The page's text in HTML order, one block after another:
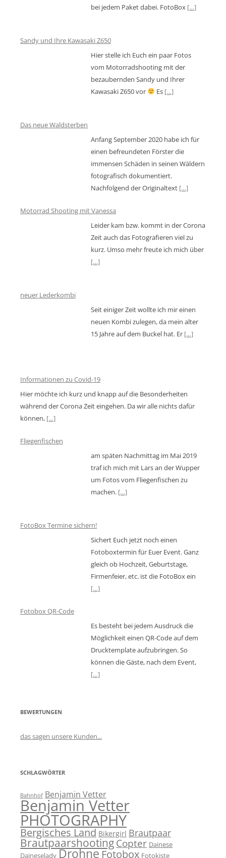
bei jedem Paket dabei. FotoBox […]
Sandy und Ihre Kawasaki Z650
Hier stelle ich Euch ein paar Fotos
vom Motorradshooting mit der
bezaubernden Sandy und Ihrer
Kawasaki Z650 vor
Es […]
Das neue Waldsterben
Anfang September 2020 habe ich für
einen befreundeten Förster die
immensen Schäden in seinen Wäldern
fotografisch dokumentiert.
Nachfolgend der Originaltext […]
Motorrad Shooting mit Vanessa
Leider kam bzw. kommt in der Corona
Zeit auch das Fotografieren viel zu
kurz. Umso mehr freute ich mich über
[…]
neuer Lederkombi
Seit einiger Zeit wollte ich mir einen
neuen Kombi zulegen, da mein alter
15 Jahre auf dem Buckel hat. Er […]
Informationen zu Covid-19
Hier möchte ich kurz und knapp auf die Besonderheiten
während der Corona Zeit eingehen. Da wir alle nichts dafür
können, […]
Fliegenfischen
am späten Nachmittag im Mai 2019
traf ich mich mit Lars an der Wupper
um Fotos vom Fliegenfischen zu
machen. […]
FotoBox Termine sichern!
Sichert Euch jetzt noch einen
Fotoboxtermin für Euer Event. Ganz
gleich ob Hochzeit, Geburtstage,
Firmenfeier, etc. ist die FotoBox ein
[…]
Fotobox QR-Code
Es besteht bei jedem Ausdruck die
Möglichkeit einen QR-Code auf dem
Drucktemplate aufzubringen. So
können die Gäste, nach dem Event,
[…]
BEWERTUNGEN
das sagen unsere Kunden...
SCHLAGWÖRTER
Bahnhof Benjamin Vetter
Benjamin Vetter
PHOTOGRAPHY
Bergisches Land Bikergirl Brautpaar
BrautpaarshootingCopter Dainese
Daineselady Drohne Fotobox Fotokiste